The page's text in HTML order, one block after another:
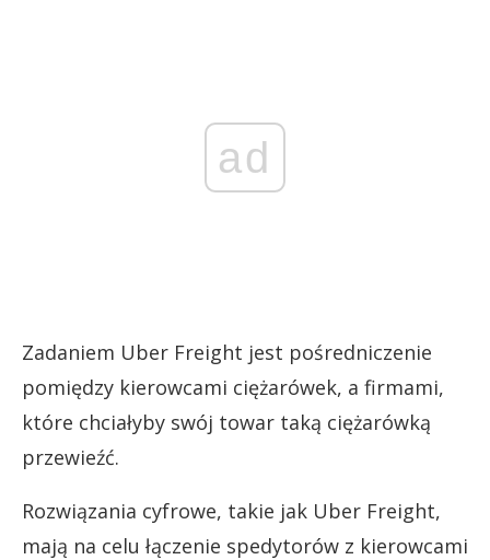
ad
Zadaniem Uber Freight jest pośredniczenie
pomiędzy kierowcami ciężarówek, a firmami,
które chciałyby swój towar taką ciężarówką
przewieźć.
Rozwiązania cyfrowe, takie jak Uber Freight,
mają na celu łączenie spedytorów z kierowcami